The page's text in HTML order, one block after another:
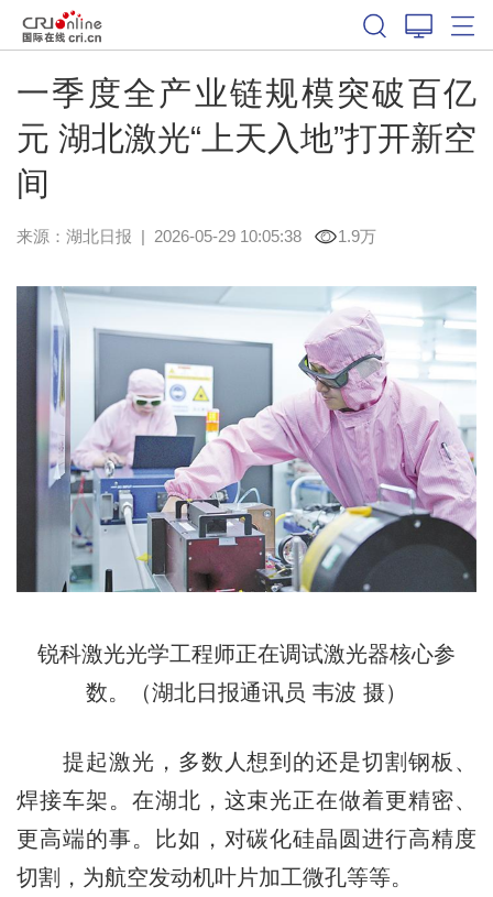
一季度全产业链规模突破百亿
元 湖北激光“上天入地”打开新空
间
来源： 湖北日报 | 2026-05-29 10:05:38 1.9万
锐科激光光学工程师正在调试激光器核心参
数。（湖北日报通讯员 韦波 摄）
提起激光，多数人想到的还是切割钢板、
焊接车架。在湖北，这束光正在做着更精密、
更高端的事。比如，对碳化硅晶圆进行高精度
切割，为航空发动机叶片加工微孔等等。